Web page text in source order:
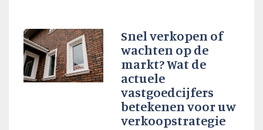
Snel verkopen of
wachten op de
markt? Wat de
actuele
vastgoedcijfers
betekenen voor uw
verkoopstrategie